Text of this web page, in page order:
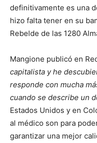
definitivamente es una
hizo falta tener en su
Rebelde de las 1280
Mangione publicó en
capitalista y he
responde con mucha
cuando se describe un
Estados Unidos y en
al médico son para
garantizar una mejor